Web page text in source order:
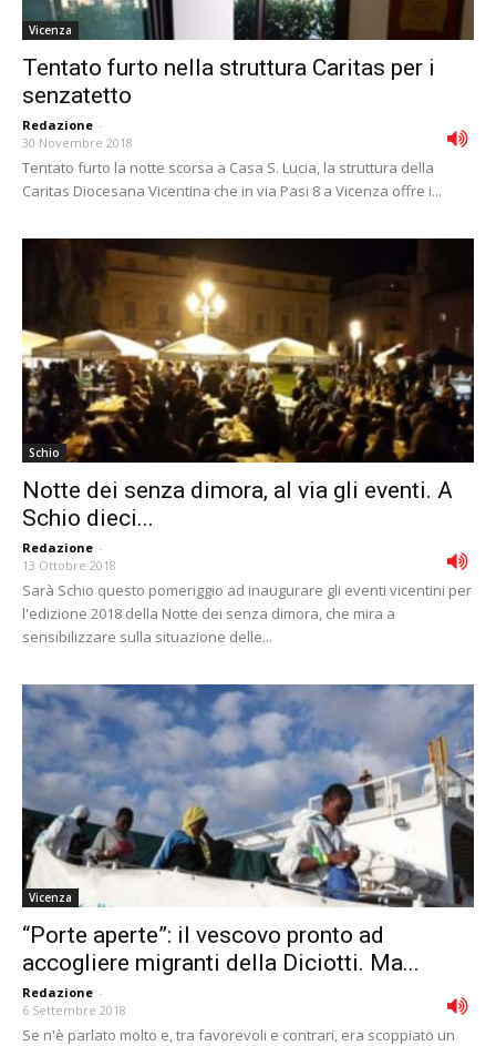
Vicenza
Tentato furto nella struttura Caritas per i
senzatetto
Redazione -
30 Novembre 2018
Tentato furto la notte scorsa a Casa S. Lucia, la struttura della
Caritas Diocesana Vicentina che in via Pasi 8 a Vicenza offre i...
Schio
Notte dei senza dimora, al via gli eventi. A
Schio dieci...
Redazione -
13 Ottobre 2018
Sarà Schio questo pomeriggio ad inaugurare gli eventi vicentini per
l'edizione 2018 della Notte dei senza dimora, che mira a
sensibilizzare sulla situazione delle...
Vicenza
“Porte aperte”: il vescovo pronto ad
accogliere migranti della Diciotti. Ma...
Redazione -
6 Settembre 2018
Se n'è parlato molto e, tra favorevoli e contrari, era scoppiato un